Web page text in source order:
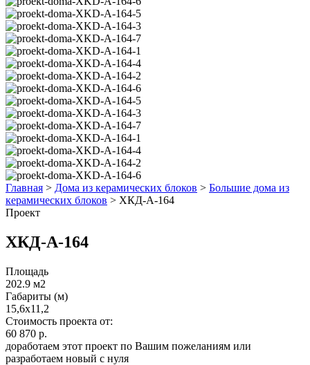
Главная > Дома из керамических блоков > Большие дома из
керамических блоков > ХКД-А-164
Проект
ХКД-А-164
Площадь
202.9 м2
Габариты (м)
15,6x11,2
Стоимость проекта от:
60 870 р.
доработаем этот проект по Вашим пожеланиям или
разработаем новый с нуля